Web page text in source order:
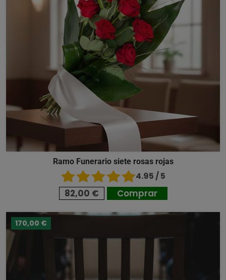
Ramo Funerario siete rosas rojas
4.95 / 5
82,00 € Comprar
170,00 €